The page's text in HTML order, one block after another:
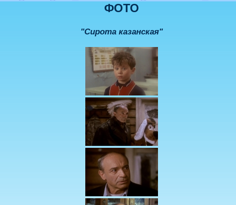
ФОТО
"Сирота казанская"